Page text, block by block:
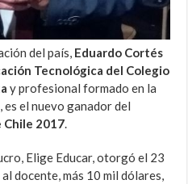
del país, Eduardo Cortés
Tecnológica del Colegio
y profesional formado en la
, es el nuevo ganador del
Chile 2017.
Elige Educar, otorgó el 23
docente, más 10 mil dólares,